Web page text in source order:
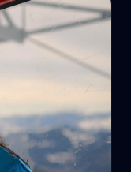
სივრცეს. ⠀
of April - book
🎁 ⠀ Escape to
at
nature of
category
indoor swimming
kids’